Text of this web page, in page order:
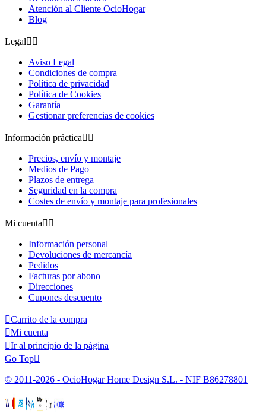
Atención al Cliente OcioHogar
Blog
Legal 
Aviso Legal
Condiciones de compra
Política de privacidad
Política de Cookies
Garantía
Gestionar preferencias de cookies
Información práctica 
Precios, envío y montaje
Medios de Pago
Plazos de entrega
Seguridad en la compra
Costes de envío y montaje para profesionales
Mi cuenta 
Información personal
Devoluciones de mercancía
Pedidos
Facturas por abono
Direcciones
Cupones descuento
Carrito de la compra
Mi cuenta
Ir al principio de la página
Go Top
© 2011-2026 - OcioHogar Home Design S.L. - NIF B86278801